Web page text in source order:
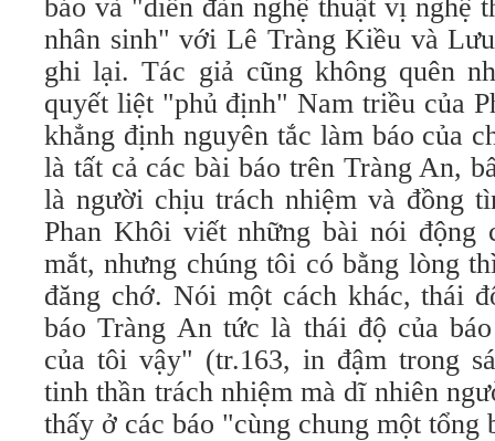
báo và "diễn đàn nghệ thuật vị nghệ
nhân sinh" với Lê Tràng Kiều và
ghi lại. Tác giả cũng không quên
quyết liệt "phủ định" Nam triều của
khẳng định nguyên tắc làm báo của
là tất cả các bài báo trên Tràng An,
là người chịu trách nhiệm và đồng
Phan Khôi viết những bài nói động
mắt, nhưng chúng tôi có bằng lòng
đăng chớ. Nói một cách khác, thái
báo Tràng An tức là thái độ của
của tôi vậy" (tr.163, in đậm trong
tinh thần trách nhiệm mà dĩ nhiên
thấy ở các báo "cùng chung một tổng